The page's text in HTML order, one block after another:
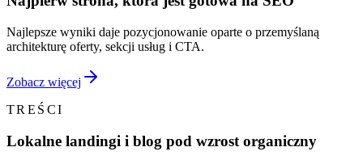
Najlepsze wyniki daje pozycjonowanie oparte o przemyślaną
architekturę oferty, sekcji usług i CTA.
Zobacz więcej
TREŚCI
Lokalne landingi i blog pod wzrost organiczny